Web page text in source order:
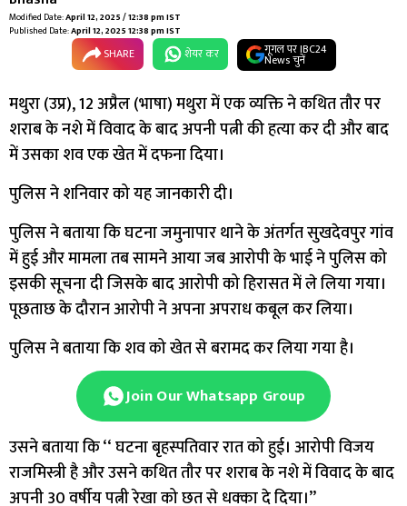
Modified Date:April 12, 2025 / 12:38 pm IST
Published Date:April 12, 2025 12:38 pm IST
SHARE शेयर कर गूगल पर IBC24
News चुनें
मथुरा (उप्र), 12 अप्रैल (भाषा) मथुरा में एक व्यक्ति ने कथित तौर पर
शराब के नशे में विवाद के बाद अपनी पत्नी की हत्या कर दी और बाद
में उसका शव एक खेत में दफना दिया।
पुलिस ने शनिवार को यह जानकारी दी।
पुलिस ने बताया कि घटना जमुनापार थाने के अंतर्गत सुखदेवपुर गांव
में हुई और मामला तब सामने आया जब आरोपी के भाई ने पुलिस को
इसकी सूचना दी जिसके बाद आरोपी को हिरासत में ले लिया गया।
पूछताछ के दौरान आरोपी ने अपना अपराध कबूल कर लिया।
पुलिस ने बताया कि शव को खेत से बरामद कर लिया गया है।
Join Our Whatsapp Group
उसने बताया कि ‘‘ घटना बृहस्पतिवार रात को हुई। आरोपी विजय
राजमिस्त्री है और उसने कथित तौर पर शराब के नशे में विवाद के बाद
अपनी 30 वर्षीय पत्नी रेखा को छत से धक्का दे दिया।’’